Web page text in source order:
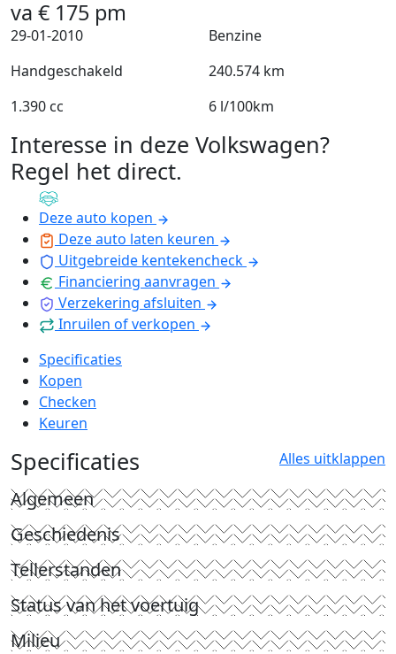
va € 175 pm
29-01-2010
Benzine
Handgeschakeld
240.574 km
1.390 cc
6 l/100km
Interesse in deze Volkswagen?
Regel het direct.
Deze auto kopen
Deze auto laten keuren
Uitgebreide kentekencheck
Financiering aanvragen
Verzekering afsluiten
Inruilen of verkopen
Specificaties
Kopen
Checken
Keuren
Specificaties Alles uitklappen
Algemeen
Geschiedenis
Tellerstanden
Status van het voertuig
Milieu